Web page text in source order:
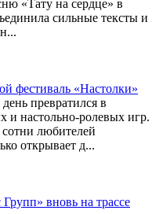
«Тату на сердце» в
сильные тексты и
фестиваль «Настолки»
превратился в
и настольно-ролевых игр.
любителей
открывает д...
вновь на трассе